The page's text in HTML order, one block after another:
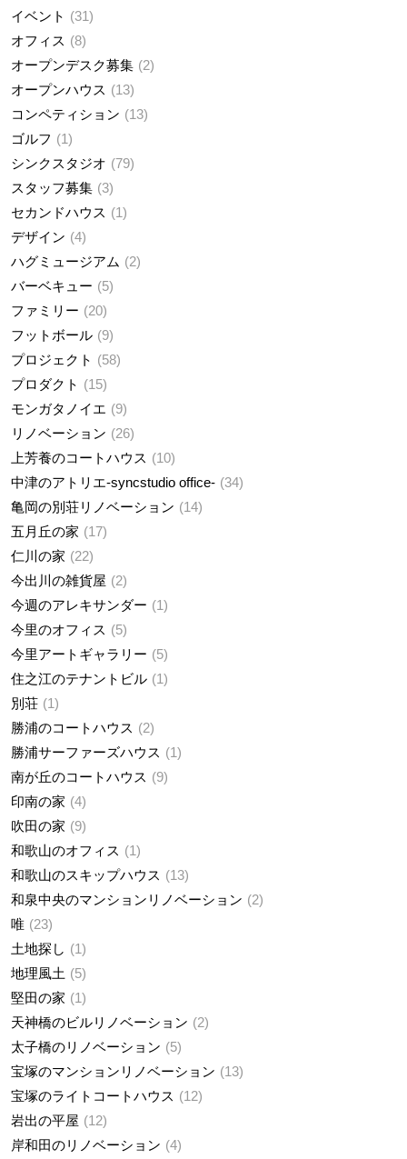
イベント
31
オフィス
8
オープンデスク募集
2
オープンハウス
13
コンペティション
13
ゴルフ
1
シンクスタジオ
79
スタッフ募集 3
セカンドハウス
1
デザイン
4
ハグミュージアム
2
バーベキュー
5
ファミリー
20
フットボール
9
プロジェクト
58
プロダクト
15
モンガタノイエ
9
リノベーション
26
上芳養のコートハウス
10
中津のアトリエ-syncstudio office- 34
亀岡の別荘リノベーション
14
五月丘の家
17
仁川の家
22
今出川の雑貨屋
2
今週のアレキサンダー
1
今里のオフィス
5
今里アートギャラリー
5
住之江のテナントビル
1
別荘
1
勝浦のコートハウス
2
勝浦サーファーズハウス
1
南が丘のコートハウス
9
印南の家
4
吹田の家
9
和歌山のオフィス
1
和歌山のスキップハウス
13
和泉中央のマンションリノベーション
2
唯
23
土地探し
1
地理風土
5
堅田の家
1
天神橋のビルリノベーション
2
太子橋のリノベーション
5
宝塚のマンションリノベーション
13
宝塚のライトコートハウス
12
岩出の平屋
12
岸和田のリノベーション
4